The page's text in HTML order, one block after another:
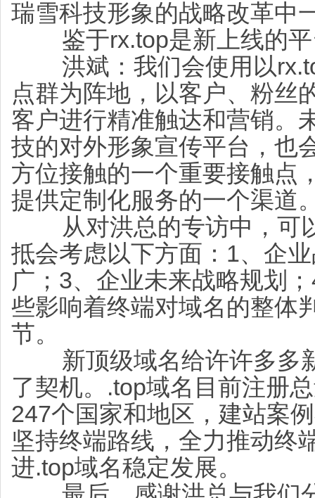
瑞雪科技形象的战略改革中
鉴于rx.top是新上线的平
洪斌：我们会使用以
点群为阵地，以客户、粉丝
客户进行精准触达和营销。
技的对外形象宣传平台，也
方位接触的一个重要接触点
提供定制化服务的一个渠道
从对洪总的专访中，可
抵会考虑以下方面：1、企
广；3、企业未来战略规划
些影响着终端对域名的整体
节。
新顶级域名给许许多多
了契机。.top域名目前注册
247个国家和地区，建站案
坚持终端路线，全力推动终
进.top域名稳定发展。